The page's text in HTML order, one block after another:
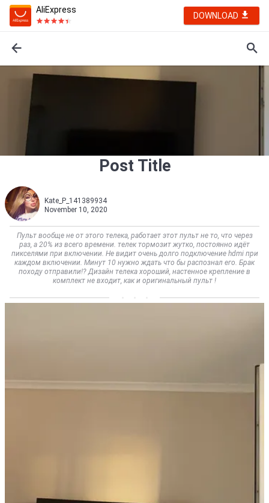
AliExpress
DOWNLOAD
Post Title
Kate_P_141389934
November 10, 2020
Пульт вообще не от этого телека, работает этот пульт не то, что через
раз, а 20% из всего времени. телек тормозит жутко, постоянно идёт
пикселями при включении. Не видит очень долго подключение hdmi при
каждом включении. Минут 10 нужно ждать что бы распознал его. Брак
походу отправили!? Дизайн телека хороший, настенное крепление в
комплект не входит, как и оригинальный пульт !